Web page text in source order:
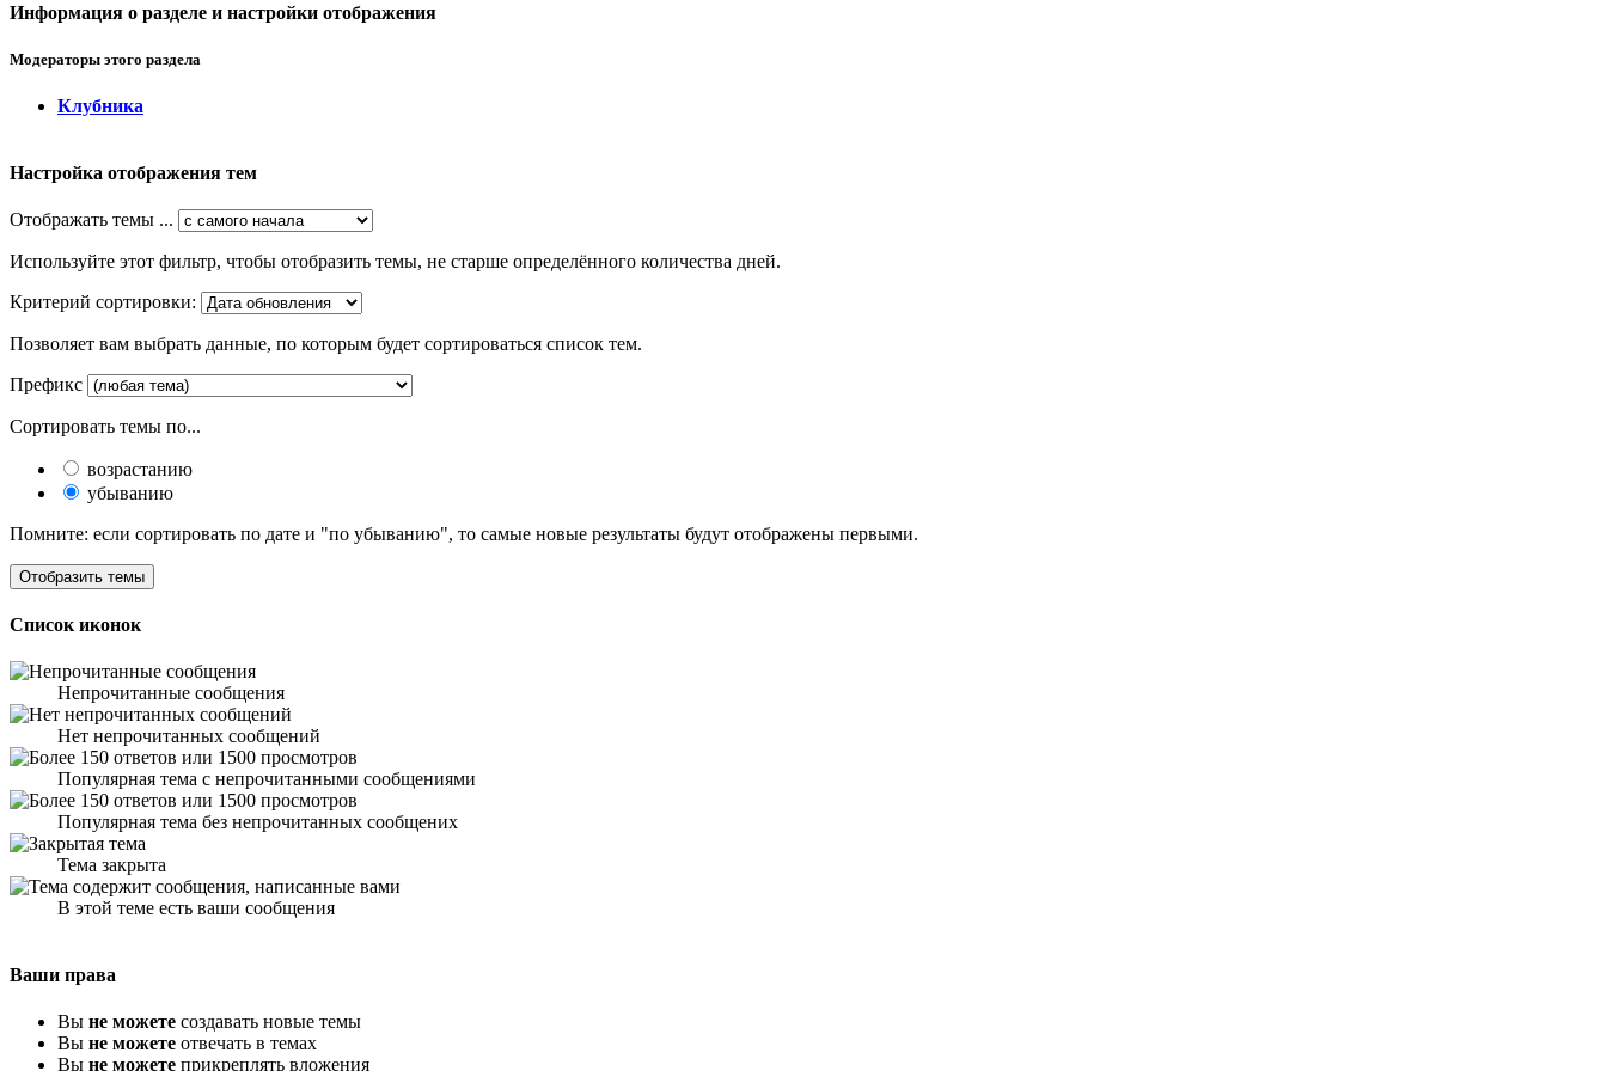
Информация о разделе и настройки отображения
Модераторы этого раздела
Клубника
Настройка отображения тем
Отображать темы ...
Используйте этот фильтр, чтобы отобразить темы, не старше определённого количества дней.
Критерий сортировки:
Позволяет вам выбрать данные, по которым будет сортироваться список тем.
Префикс
Сортировать темы по...
возрастанию
убыванию
Помните: если сортировать по дате и "по убыванию", то самые новые результаты будут отображены первыми.
Список иконок
Непрочитанные сообщения
Нет непрочитанных сообщений
Популярная тема с непрочитанными сообщениями
Популярная тема без непрочитанных сообщених
Тема закрыта
В этой теме есть ваши сообщения
Ваши права
Вы не можете создавать новые темы
Вы не можете отвечать в темах
Вы не можете прикреплять вложения